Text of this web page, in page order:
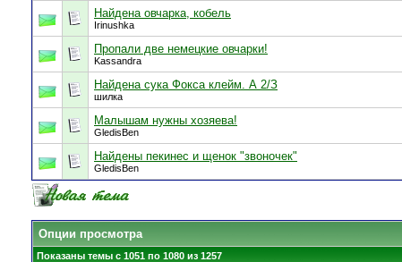
Найдена овчарка, кобель
Irinushka
Пропали две немецкие овчарки!
Kassandra
Найдена сука Фокса клейм. А 2/З
шилка
Малышам нужны хозяева!
GledisBen
Найдены пекинес и щенок "звоночек"
GledisBen
Опции просмотра
Показаны темы с 1051 по 1080 из 1257